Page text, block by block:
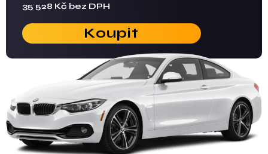
35 528 Kč bez DPH
Koupit